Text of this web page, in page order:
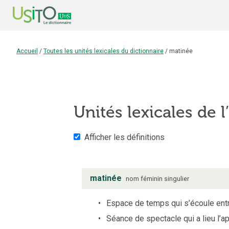
Accueil / Toutes les unités lexicales du dictionnaire / matinée
Unités lexicales de
Afficher les définitions
matinée nom féminin singulier
Espace de temps qui s’écoule
Séance de spectacle qui a lieu